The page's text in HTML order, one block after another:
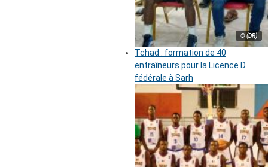
© (DR)
Tchad : formation de 40
entraîneurs pour la Licence D
fédérale à Sarh